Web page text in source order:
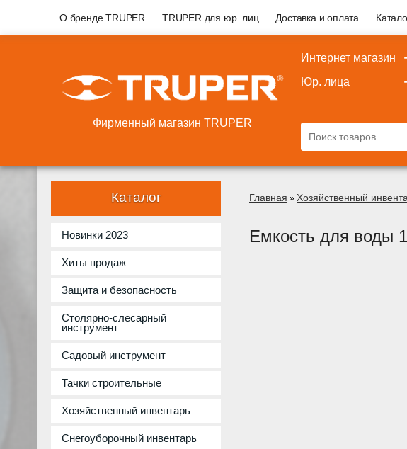
О бренде TRUPER TRUPER для юр. лиц Доставка и оплата
Фирменный магазин TRUPER
Интернет магазин
Юр. лица
Каталог
Новинки 2023
Хиты продаж
Защита и безопасность
Столярно-слесарный
инструмент
Садовый инструмент
Тачки строительные
Хозяйственный инвентарь
Снегоуборочный инвентарь
Главная » Хозяйственный
Емкость для воды